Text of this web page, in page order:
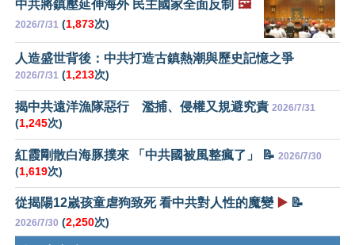
中共將鎮壓延伸海外 民主國家全面反制 🖼️
2026/7/31 (1,873次)
人造盛世背後：中共打造古鎮熱潮與歷史記憶之爭
2026/7/31 (1,213次)
揭中共遠洋漁隊惡行 濫捕、侵權又規避究責 2026/7/31
(1,245次)
紅霞剛散白海豚撲來 「中共國被風整瘋了」 📝 2026/7/30
(1,619次)
從揭陽12嵗孩童虐狗致死 看中共對人性的魔變 ▶️ 📝
2026/7/30 (2,250次)